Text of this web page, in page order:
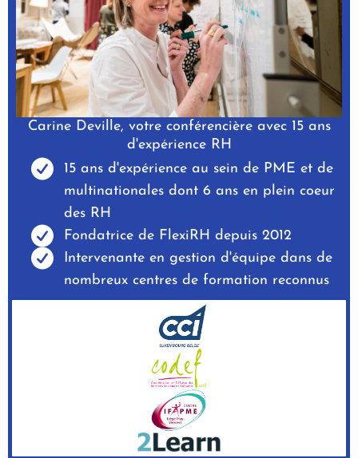
Carine Deville, votre conférencière avec 15 ans
d'expérience RH
15 ans d'expérience au sein de PME et de
multinationales dont 6 ans en plein coeur
des RH
Fondatrice de FlexiRH depuis 2012
Intervenante en gestion d'équipe dans de
nombreux centres de formation reconnus